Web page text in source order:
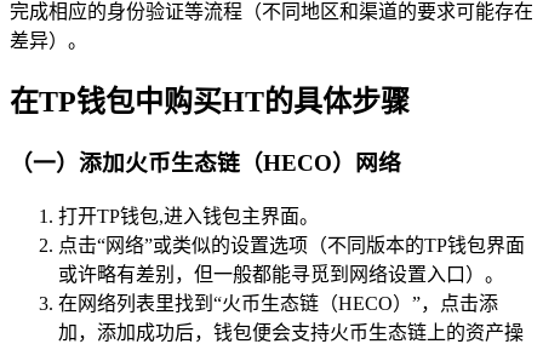
完成相应的身份验证等流程（不同地区和渠道的要求可能存在
差异）。
在TP钱包中购买HT的具体步骤
（一）添加火币生态链（HECO）网络
打开TP钱包,进入钱包主界面。
点击“网络”或类似的设置选项（不同版本的TP钱包界面
或许略有差别，但一般都能寻觅到网络设置入口）。
在网络列表里找到“火币生态链（HECO）”，点击添
加，添加成功后，钱包便会支持火币生态链上的资产操